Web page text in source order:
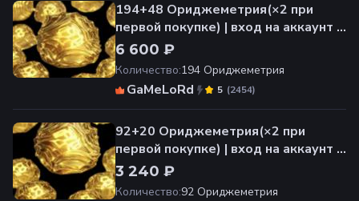
194+48 Ориджеметрия(×2 при
первой покупке) | вход на аккаунт |
НЕДОРОГО
6 600 ₽
Количество:194 Ориджеметрия
GaMeLoRd (2454)
5
92+20 Ориджеметрия(×2 при
первой покупке) | вход на аккаунт |
НЕДОРОГО
3 240 ₽
Количество:92 Ориджеметрия